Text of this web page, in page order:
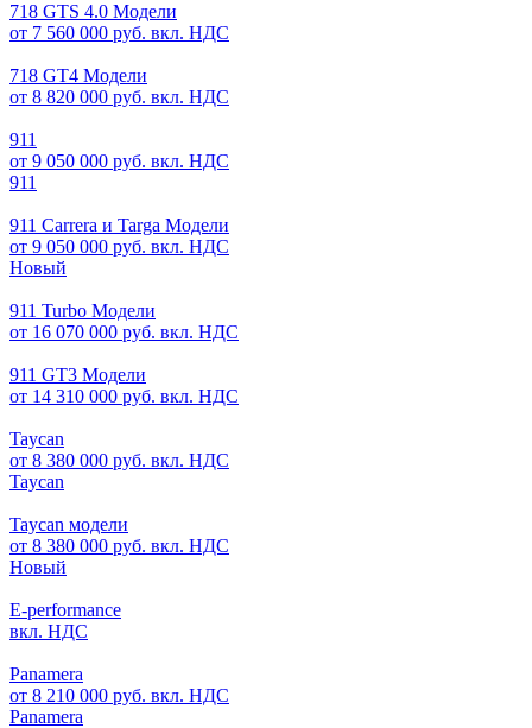
718 GTS 4.0 Модели
от 7 560 000 руб. вкл. НДС
718 GT4 Модели
от 8 820 000 руб. вкл. НДС
911
от 9 050 000 руб. вкл. НДС
911
911 Carrera и Targa Модели
от 9 050 000 руб. вкл. НДС
Новый
911 Turbo Модели
от 16 070 000 руб. вкл. НДС
911 GT3 Модели
от 14 310 000 руб. вкл. НДС
Taycan
от 8 380 000 руб. вкл. НДС
Taycan
Taycan модели
от 8 380 000 руб. вкл. НДС
Новый
E-performance
вкл. НДС
Panamera
от 8 210 000 руб. вкл. НДС
Panamera